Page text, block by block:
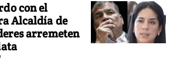
con el
Alcaldía de
arremeten